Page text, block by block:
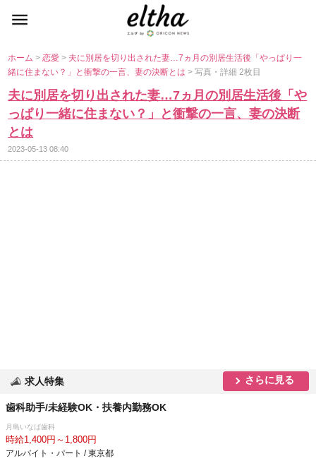
ホーム>恋愛> 夫に別居を切り出された妻…7ヵ月の別居生活後「やっぱり一
緒に住まない？」と衝撃の一言、妻の決断とは> 写真・詳細 2枚目
夫に別居を切り出された妻…7ヵ月の別居生活後「
っぱり一緒に住まない？」と衝撃の一言、妻の決断
とは
2023-05-13 08:40
求人特集 さらに見る
歯科助手/未経験OK・扶養内勤務OK
月島いなば歯科
時給1,400円～1,800円
アルバイト・パート / 東京都